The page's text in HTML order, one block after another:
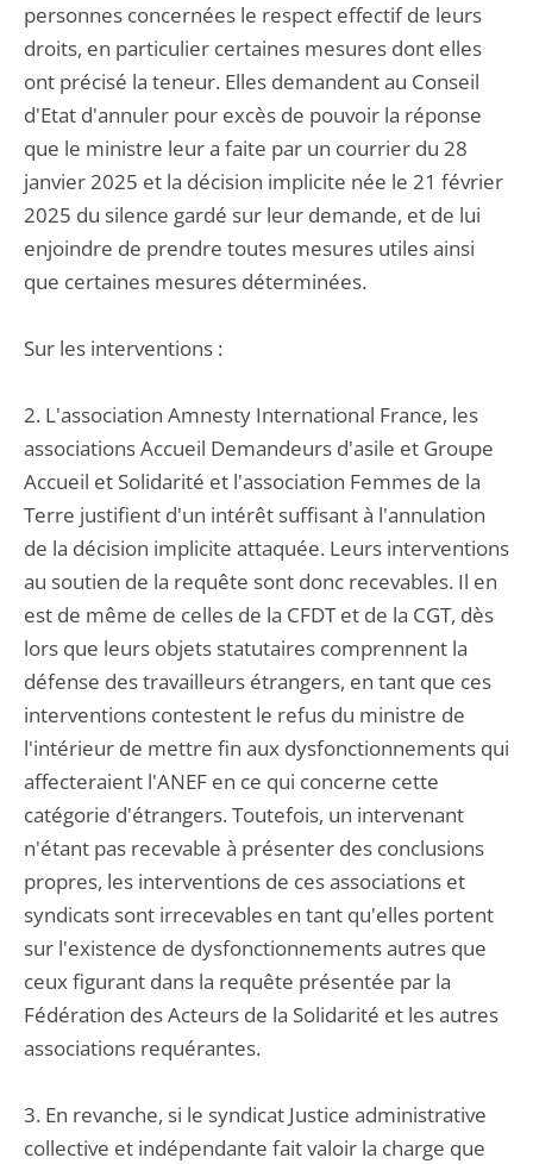
personnes concernées le respect effectif de leurs
droits, en particulier certaines mesures dont elles
ont précisé la teneur. Elles demandent au Conseil
d'Etat d'annuler pour excès de pouvoir la réponse
que le ministre leur a faite par un courrier du 28
janvier 2025 et la décision implicite née le 21 février
2025 du silence gardé sur leur demande, et de lui
enjoindre de prendre toutes mesures utiles ainsi
que certaines mesures déterminées.
Sur les interventions :
2. L'association Amnesty International France, les
associations Accueil Demandeurs d'asile et Groupe
Accueil et Solidarité et l'association Femmes de la
Terre justifient d'un intérêt suffisant à l'annulation
de la décision implicite attaquée. Leurs interventions
au soutien de la requête sont donc recevables. Il en
est de même de celles de la CFDT et de la CGT, dès
lors que leurs objets statutaires comprennent la
défense des travailleurs étrangers, en tant que ces
interventions contestent le refus du ministre de
l'intérieur de mettre fin aux dysfonctionnements qui
affecteraient l'ANEF en ce qui concerne cette
catégorie d'étrangers. Toutefois, un intervenant
n'étant pas recevable à présenter des conclusions
propres, les interventions de ces associations et
syndicats sont irrecevables en tant qu'elles portent
sur l'existence de dysfonctionnements autres que
ceux figurant dans la requête présentée par la
Fédération des Acteurs de la Solidarité et les autres
associations requérantes.
3. En revanche, si le syndicat Justice administrative
collective et indépendante fait valoir la charge que